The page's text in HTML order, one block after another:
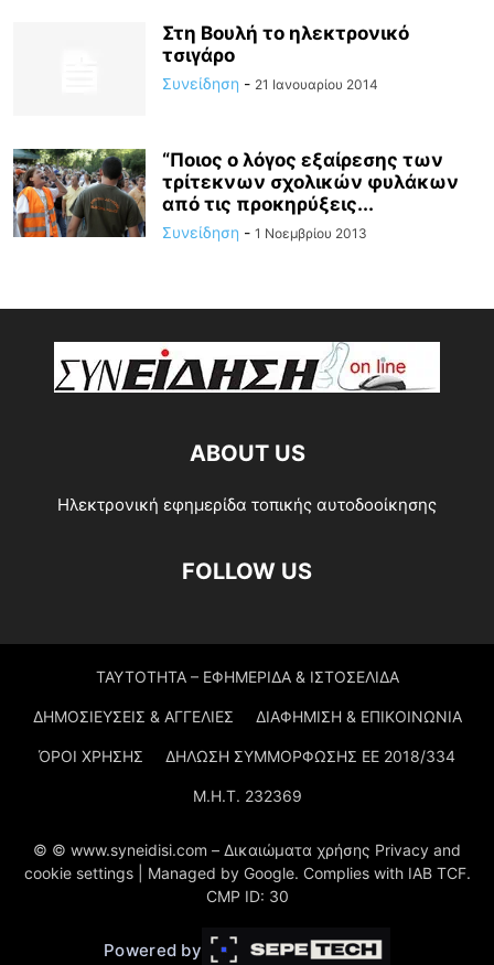
Στη Βουλή το ηλεκτρονικό
τσιγάρο
Συνείδηση - 21 Ιανουαρίου 2014
“Ποιος ο λόγος εξαίρεσης των
τρίτεκνων σχολικών φυλάκων
από τις προκηρύξεις...
Συνείδηση - 1 Νοεμβρίου 2013
ABOUT US
Ηλεκτρονική εφημερίδα τοπικής αυτοδοοίκησης
FOLLOW US
ΤΑΥΤΟΤΗΤΑ – ΕΦΗΜΕΡΙΔΑ & ΙΣΤΟΣΕΛΙΔΑ
ΔΗΜΟΣΙΕΥΣΕΙΣ & ΑΓΓΕΛΙΕΣ ΔΙΑΦΗΜΙΣΗ & ΕΠΙΚΟΙΝΩΝΙΑ
ΌΡΟΙ ΧΡΗΣΗΣ ΔΗΛΩΣΗ ΣΥΜΜΟΡΦΩΣΗΣ ΕΕ 2018/334
Μ.Η.Τ. 232369
© © www.syneidisi.com – Δικαιώματα χρήσης Privacy and
cookie settings | Managed by Google. Complies with IAB TCF.
CMP ID: 30
Powered by